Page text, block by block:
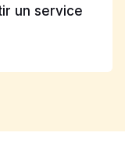
un service